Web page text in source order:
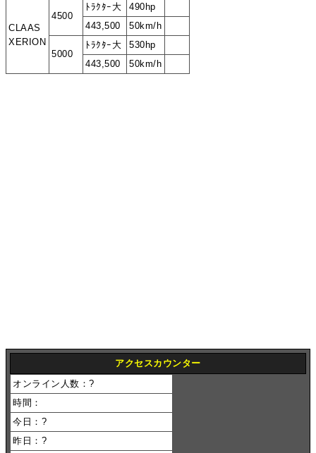
CLAAS
XERION
4500
ﾄﾗｸﾀｰ大
490hp
443,500
50km/h
5000
ﾄﾗｸﾀｰ大
530hp
443,500
50km/h
アクセスカウンター
オンライン人数：?
時間：
今日： ?
昨日： ?